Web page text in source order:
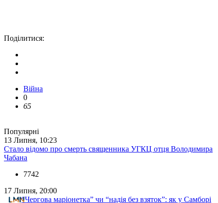
Поділитися:
Війна
0
65
Популярні
13 Липня, 10:23
Стало відомо про смерть священника УГКЦ отця Володимира
Чабана
7742
17 Липня, 20:00
“Чергова маріонетка” чи “надія без взяток”: як у Самборі